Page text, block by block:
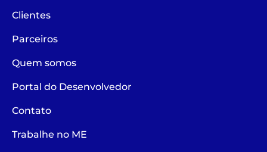
Clientes
Parceiros
Quem somos
Portal do Desenvolvedor
Contato
Trabalhe no ME